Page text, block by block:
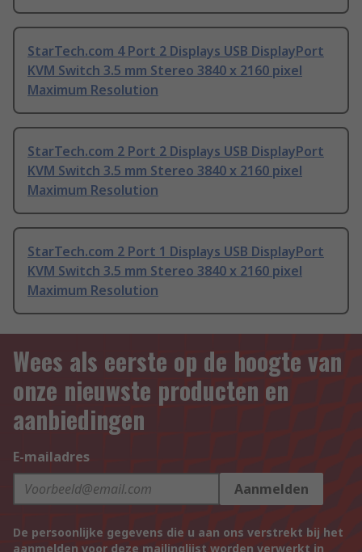
StarTech.com 4 Port 2 Displays USB DisplayPort
KVM Switch 3.5 mm Stereo 3840 x 2160 pixel
Maximum Resolution
StarTech.com 2 Port 2 Displays USB DisplayPort
KVM Switch 3.5 mm Stereo 3840 x 2160 pixel
Maximum Resolution
StarTech.com 2 Port 1 Displays USB DisplayPort
KVM Switch 3.5 mm Stereo 3840 x 2160 pixel
Maximum Resolution
Wees als eerste op de hoogte van
onze nieuwste producten en
aanbiedingen
E-mailadres
Aanmelden
De persoonlijke gegevens die u aan ons verstrekt bij het
aanmelden voor deze mailinglijst worden verwerkt in